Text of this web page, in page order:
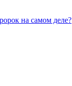
на самом деле?